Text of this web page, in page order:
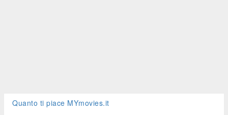
Quanto ti piace MYmovies.it